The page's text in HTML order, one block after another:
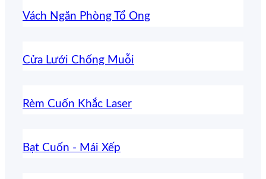
Vách Ngăn Phòng Tổ Ong
Cửa Lưới Chống Muỗi
Rèm Cuốn Khắc Laser
Bạt Cuốn - Mái Xếp